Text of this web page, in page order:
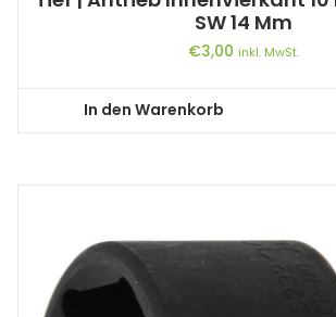
SW 14 Mm
€3,00 inkl. MwSt.
In den Warenkorb